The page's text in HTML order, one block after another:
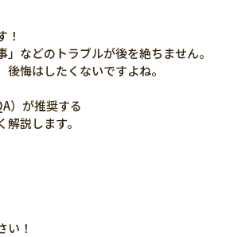
！
などのトラブルが後を絶ちません。
悔はしたくないですよね。
）が推奨する
説します。
い！